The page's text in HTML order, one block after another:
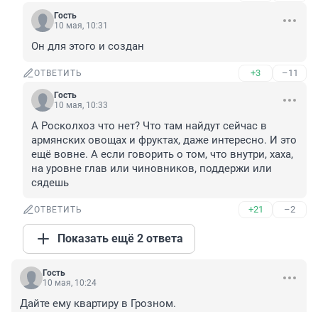
Гость
10 мая, 10:31
Он для этого и создан
ОТВЕТИТЬ +3 –11
Гость
10 мая, 10:33
А Росколхоз что нет? Что там найдут сейчас в
армянских овощах и фруктах, даже интересно. И это
ещё вовне. А если говорить о том, что внутри, хаха,
на уровне глав или чиновников, поддержи или
сядешь
ОТВЕТИТЬ +21 –2
Показать ещё 2 ответа
Гость
10 мая, 10:24
Дайте ему квартиру в Грозном.